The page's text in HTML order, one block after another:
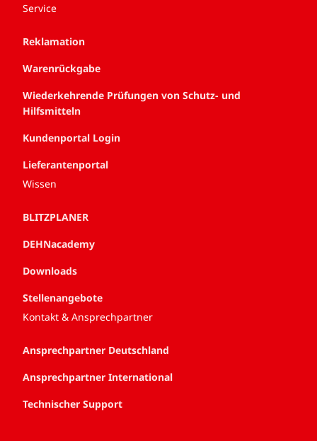
Service
Reklamation
Warenrückgabe
Wiederkehrende Prüfungen von Schutz- und
Hilfsmitteln
Kundenportal Login
Lieferantenportal
Wissen
BLITZPLANER
DEHNacademy
Downloads
Stellenangebote
Kontakt & Ansprechpartner
Ansprechpartner Deutschland
Ansprechpartner International
Technischer Support